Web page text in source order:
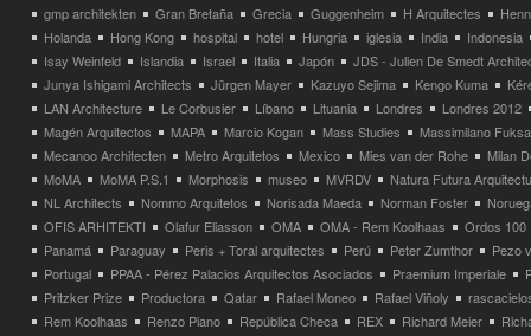
gmp architekten
Gran Bretaña Grecia Guggenheim H Arquitectes
Holanda
Hong Kong hospital hotel Hungria iglesia India
Indonesia
Isay Weinfeld
Islandia Israel Italia Japón
JDS - Julien De Smedt
Junya Ishigami Architects
Jürgen Mayer Kazuyo Sejima Kengo Kuma
LAN Architecture
Le Corbusier Líbano Lituania Londres
Londres 2012
Magén Arquitectos
MAPA Marcio Kogan Mass Studies
Massimilano
Mecanoo Architecten
Metro Arquitetos Mexico Mies van der Rohe
Milan
MoMA
MoMA P.S.1 Morphosis museo MVRDV
Natura Futura
NL Architects
Nommo Arquitetos Norisada Maeda Norman Foster
OFIS ARHITEKTI
Olafur Eliasson OMA OMA - Rem Koolhaas
Ordos 100
Panamá
Paraguay Peris + Toral arquitectes Perú Peter Zumthor
Pezo
Portugal
PPAA - Pérez Palacios Arquitectos Asociados Praemium Imperiale
Pritzker Prize
Productora Qatar Rafael Moneo Rafael Viñoly
Rem Koolhaas
Renzo Piano República Checa REX Richard Meier